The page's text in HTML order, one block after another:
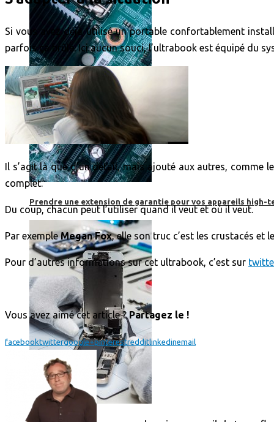
Prendre une extension de garantie pour vos appareils high-
Si vous avez déjà utilisé un portable confortablement
parfois ça brûle. Ici aucun souci, l’ultrabook est équipé du
Il s’agit là que d’un détail, mais ajouté aux autres,
complet.
Du coup, chacun peut l’utiliser quand il veut et où il veut.
Par exempleMegan Fox, elle son truc c’est les crustacés et
Pour d’autres informations sur cet ultrabook, c’est sur
Vous avez aimé cet article ?Partagez le !
facebooktwittergoogle+pinterestredditlinkedinemail